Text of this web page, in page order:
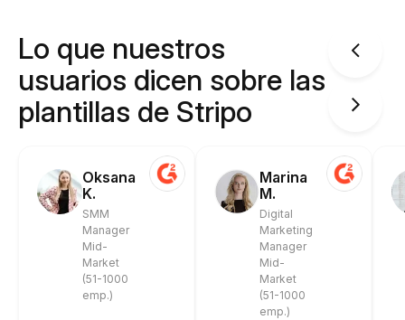
Lo que nuestros
usuarios dicen sobre las
plantillas de Stripo
Oksana
K.
SMM
Manager
Mid-
Market
(51-1000
emp.)
Marina
M.
Digital
Marketing
Manager
Mid-
Market
(51-1000
emp.)